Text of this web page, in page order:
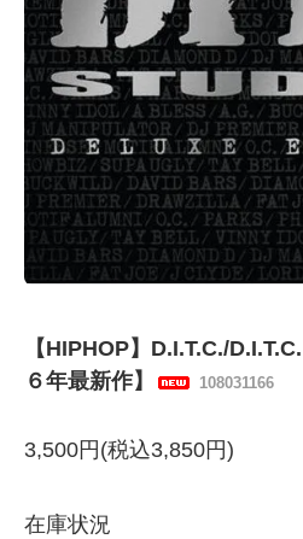
【HIPHOP】D.I.T.C./
６年最新作】
108031166
3,500円(税込3,850円)
在庫状況